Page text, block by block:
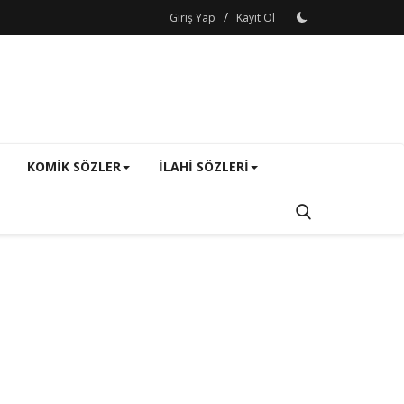
Giriş Yap / Kayıt Ol
KOMIK SÖZLER ILAHI SÖZLERI